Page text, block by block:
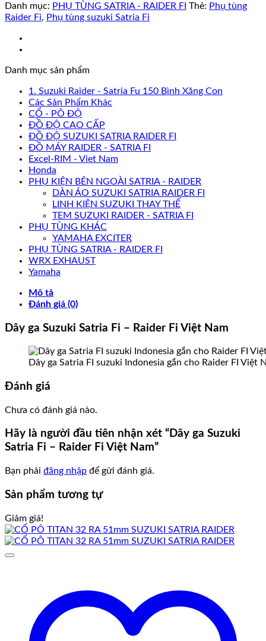
Danh mục: PHỤ TÙNG SATRIA - RAIDER FI Thẻ: Phụ tùng
Raider Fi, Phụ tùng suzuki Satria Fi
Danh mục sản phẩm
1. Suzuki Raider - Satria Fu 150 Bình Xăng Con
Các Sản Phẩm Khác
CỔ - PÔ ĐỘ
ĐỒ ĐỘ CAO CẤP
ĐỒ ĐỘ SUZUKI SATRIA RAIDER FI
ĐỒ MÁY RAIDER - SATRIA FI
Excel-RIM - Viet Nam
Honda
PHỤ KIỆN BÊN NGOÀI SATRIA - RAIDER
DÀN ÁO SUZUKI SATRIA RAIDER FI
LINH KIỆN SUZUKI THAY THẾ
TEM SUZUKI RAIDER - SATRIA FI
PHỤ TÙNG KHÁC
YAMAHA EXCITER
PHỤ TÙNG SATRIA - RAIDER FI
WRX EXHAUST
Yamaha
Mô tả
Đánh giá (0)
Dây ga Suzuki Satria Fi – Raider Fi Việt Nam
Dây ga Satria FI suzuki Indonesia gắn cho Raider FI Việt
Đánh giá
Chưa có đánh giá nào.
Hãy là người đầu tiên nhận xét “Dây ga Suzuki
Satria Fi – Raider Fi Việt Nam”
Bạn phải đăng nhập để gửi đánh giá.
Sản phẩm tương tự
Giảm giá!